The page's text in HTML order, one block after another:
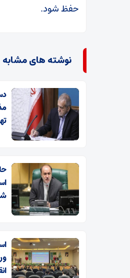
حفظ شود.
نوشته های مشابه
و